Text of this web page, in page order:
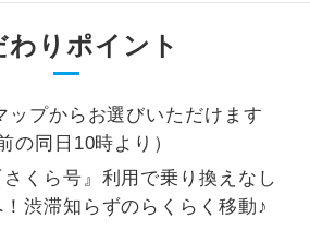
わりポイント
ップからお選びいただけます
の同日10時より）
くら号』利用で乗り換えなし
渋滞知らずのらくらく移動♪
お部屋にてゆっくりとお召し上がりいた
だけます。
周りの音を気にせず、ガイドさんの説明
をじっくり聞くことができます。
1名様から出発可能な個人型プランで
す。